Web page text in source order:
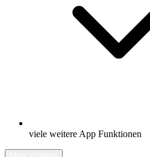
viele weitere App Funktionen